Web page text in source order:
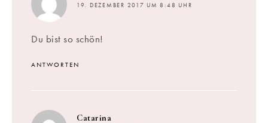
19. DEZEMBER 2017 UM 8:48 UHR
Du bist so schön!
ANTWORTEN
Catarina